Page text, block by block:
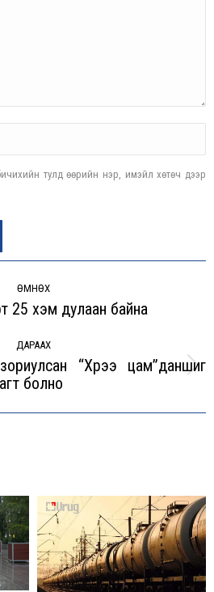
тулд өөрийн нэр, имэйл хөтөч дээр
ӨМНӨХ
Previous
25 хэм дулаан байна
ДАРААХ
Next
“Хүрээ цам”даншиг
болно